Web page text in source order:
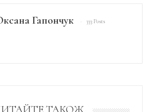
Гапончук 333 Posts